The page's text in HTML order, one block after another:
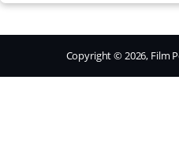
Copyright © 2026, Film